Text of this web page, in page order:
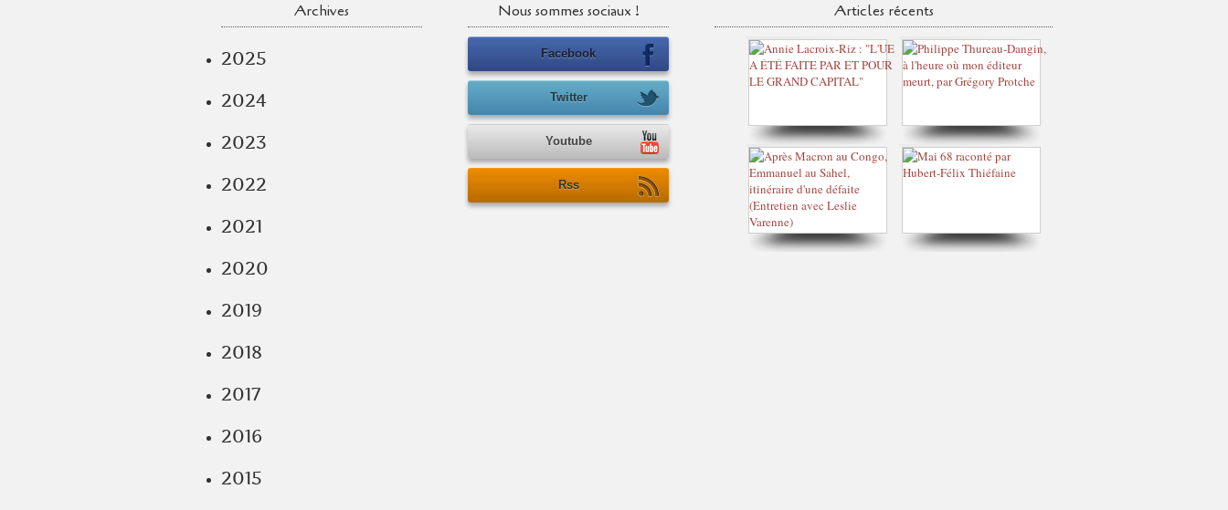
Archives
2025
2024
2023
2022
2021
2020
2019
2018
2017
2016
2015
Nous sommes sociaux !
Facebook
Twitter
Youtube
Rss
Articles récents